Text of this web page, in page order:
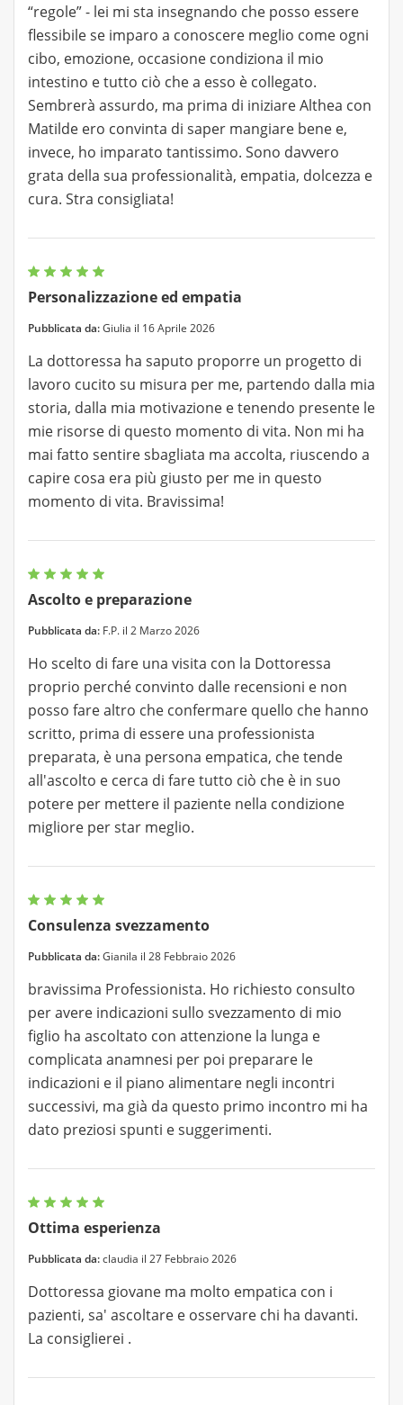
“regole” - lei mi sta insegnando che posso essere
flessibile se imparo a conoscere meglio come ogni
cibo, emozione, occasione condiziona il mio
intestino e tutto ciò che a esso è collegato.
Sembrerà assurdo, ma prima di iniziare Althea con
Matilde ero convinta di saper mangiare bene e,
invece, ho imparato tantissimo. Sono davvero
grata della sua professionalità, empatia, dolcezza e
cura. Stra consigliata!
Personalizzazione ed empatia
Pubblicata da:Giulia il 16 Aprile 2026
La dottoressa ha saputo proporre un progetto di
lavoro cucito su misura per me, partendo dalla mia
storia, dalla mia motivazione e tenendo presente le
mie risorse di questo momento di vita. Non mi ha
mai fatto sentire sbagliata ma accolta, riuscendo a
capire cosa era più giusto per me in questo
momento di vita. Bravissima!
Ascolto e preparazione
Pubblicata da: F.P. il 2 Marzo 2026
Ho scelto di fare una visita con la Dottoressa
proprio perché convinto dalle recensioni e non
posso fare altro che confermare quello che hanno
scritto, prima di essere una professionista
preparata, è una persona empatica, che tende
all'ascolto e cerca di fare tutto ciò che è in suo
potere per mettere il paziente nella condizione
migliore per star meglio.
Consulenza svezzamento
Pubblicata da:Gianila il 28 Febbraio 2026
bravissima Professionista. Ho richiesto consulto
per avere indicazioni sullo svezzamento di mio
figlio ha ascoltato con attenzione la lunga e
complicata anamnesi per poi preparare le
indicazioni e il piano alimentare negli incontri
successivi, ma già da questo primo incontro mi ha
dato preziosi spunti e suggerimenti.
Ottima esperienza
Pubblicata da:claudia il 27 Febbraio 2026
Dottoressa giovane ma molto empatica con i
pazienti, sa' ascoltare e osservare chi ha davanti.
La consiglierei .